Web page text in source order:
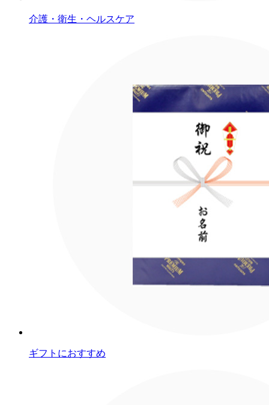
介護・衛生・ヘルスケア
ギフトにおすすめ